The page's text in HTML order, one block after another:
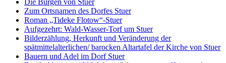
Die Burgen von Stuer
Zum Ortsnamen des Dorfes Stuer
Roman „Tideke Flotow“-Stuer
Aufgezehrt: Wald-Wasser-Torf um Stuer
Bilderzählung, Herkunft und Veränderung der
spätmittelalterlichen/ barocken Altartafel der Kirche von Stuer
Bauern und Adel im Dorf Stuer